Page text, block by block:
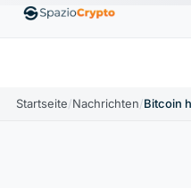
EthereumETH1.880,58 $
Startseite/Nachrichten/